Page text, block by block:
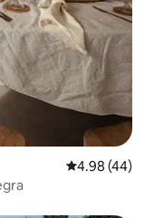
Calificación
4.98 (44)
Negra